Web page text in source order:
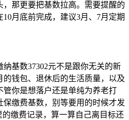
那更要把基数拉高。需要提醒的
月底前完成，建议3月、7月定期
基数37302元不是跟你无关的新
钱包、退休后的生活质量，以及
你是想落户还是单纯为养老打
缴费基数，别等要用的时候才发
缴费记录，算一算自己离目标还